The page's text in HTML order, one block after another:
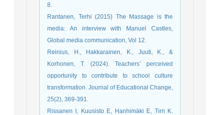
8.
Rantanen, Terhi (2015) The Massage is the
media: An interview with Manuel Castles,
Global media communication, Vol 12.
Reinius, H., Hakkarainen, K., Juuti, K., &
Korhonen, T. (2024). Teachers’ perceived
opportunity to contribute to school culture
transformation. Journal of Educational Change,
25(2), 369-391.
Rissanen I, Kuusisto E, Hanhimäki E, Tirri K.